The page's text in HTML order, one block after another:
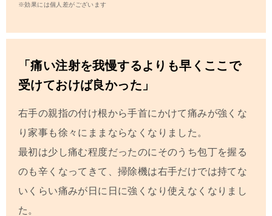
※効果には個人差がございます
「痛い注射を我慢するよりも早くここで
受けておけば良かった」
右手の親指の付け根から手首にかけて痛みが強くな
り家事も徐々にままならなくなりました。
最初は少し痛む程度だったのにそのうち包丁を握る
のも辛くなってきて、掃除機は右手だけでは持てな
いくらい痛みが日に日に強くなり使えなくなりまし
た。